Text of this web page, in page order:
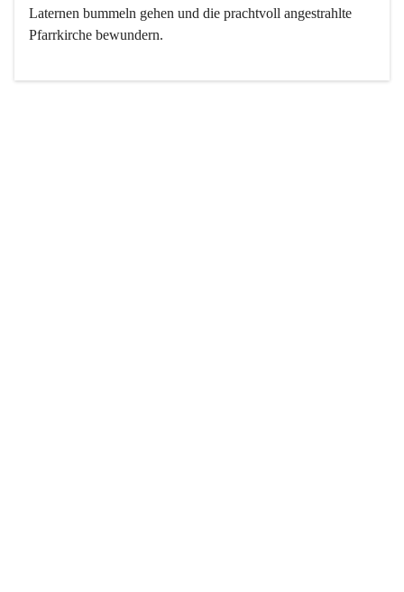
Laternen bummeln gehen und die prachtvoll angestrahlte
Pfarrkirche bewundern.
Der Weinbau dominert heute nicht mehr, ist aber integrativer